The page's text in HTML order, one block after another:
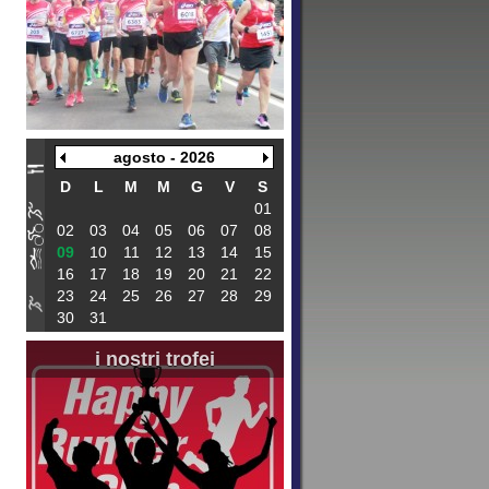
agosto - 2026
D
L M M G V
S
01
02
03 04 05 06 07
08
09
10 11 12 13 14
15
16
17 18 19 20 21
22
23
24 25 26 27 28
29
30
31
i nostri trofei